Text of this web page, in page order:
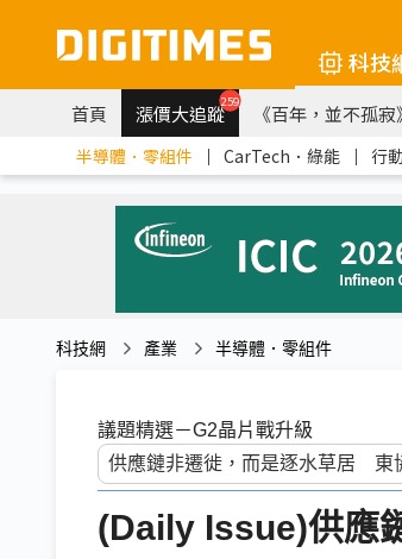
科技
首頁 漲價大追蹤259 《百年，並不孤
半導體．零組件 ｜ CarTech．綠能 ｜ 行
科技網 產業 半導體．零組件
議題精選－G2晶片戰升級
(Daily Issue)供應